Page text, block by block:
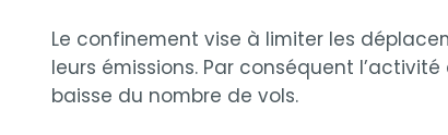
Le confinement vise à limiter les
leurs émissions. Par conséquent
baisse du nombre de vols.